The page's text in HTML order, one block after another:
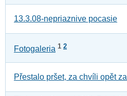
13.3.08-nepriaznive pocasie
Fotogaleria 1 2
Přestalo pršet, za chvíli opět